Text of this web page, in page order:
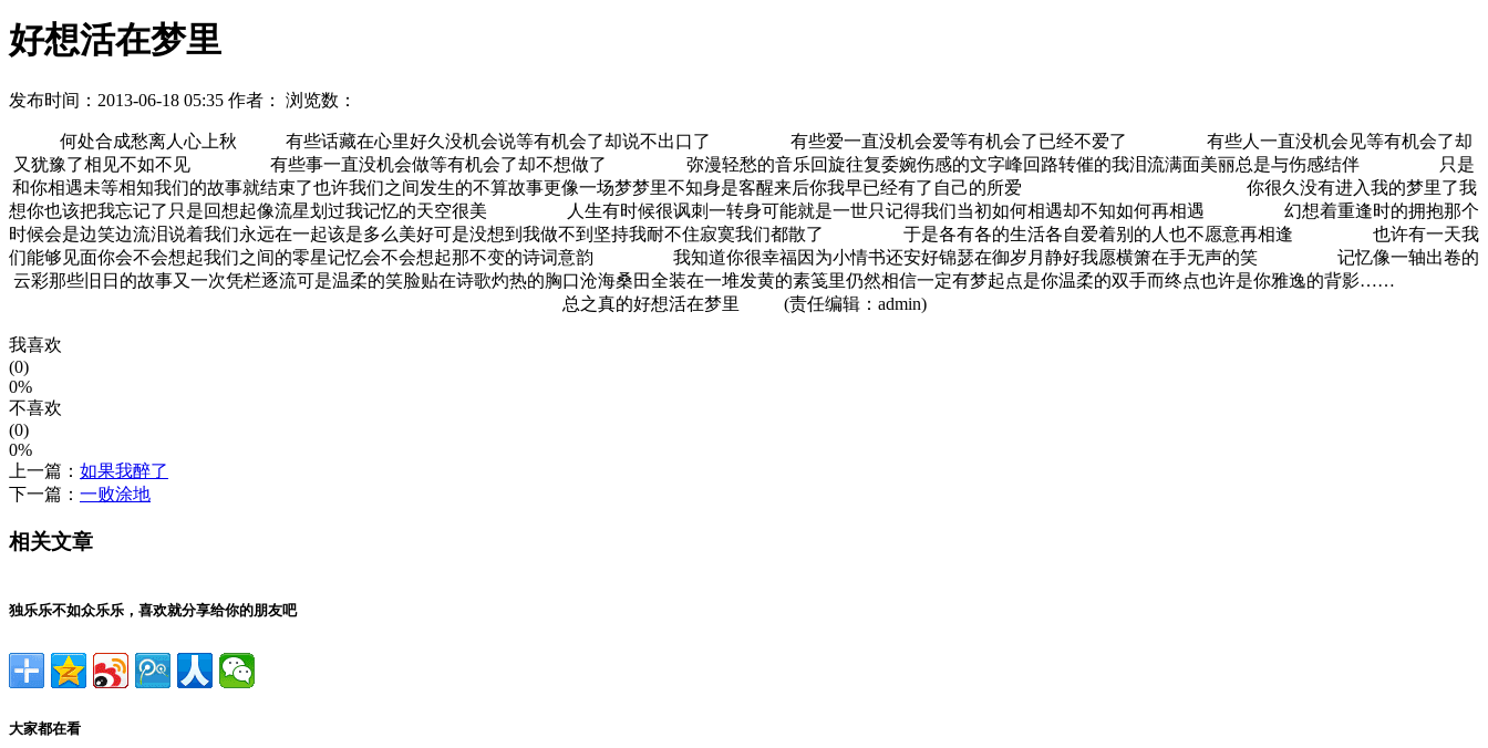
好想活在梦里
发布时间： 2013-06-18 05:35 作者： 浏览数：
何处合成愁离人心上秋 有些话藏在心里好久没机会说等有机会了却说不出口了 有些爱一直没机会爱等有机会了已经不爱了 有些人一直没机会见等有机会了却
又犹豫了相见不如不见 有些事一直没机会做等有机会了却不想做了 弥漫轻愁的音乐回旋往复委婉伤感的文字峰回路转催的我泪流满面美丽总是与伤感结伴 只是
和你相遇未等相知我们的故事就结束了也许我们之间发生的不算故事更像一场梦梦里不知身是客醒来后你我早已经有了自己的所爱
你很久没有进入我的梦里了我
想你也该把我忘记了只是回想起像流星划过我记忆的天空很美 人生有时候很讽刺一转身可能就是一世只记得我们当初如何相遇却不知如何再相遇 幻想着重逢时的拥抱那个
时候会是边笑边流泪说着我们永远在一起该是多么美好可是没想到我做不到坚持我耐不住寂寞我们都散了 于是各有各的生活各自爱着别的人也不愿意再相逢 也许有一天我
们能够见面你会不会想起我们之间的零星记忆会不会想起那不变的诗词意韵 我知道你很幸福因为小情书还安好锦瑟在御岁月静好我愿横箫在手无声的笑 记忆像一轴出卷的
云彩那些旧日的故事又一次凭栏逐流可是温柔的笑脸贴在诗歌灼热的胸口沧海桑田全装在一堆发黄的素笺里仍然相信一定有梦起点是你温柔的双手而终点也许是你雅逸的背影……
总之真的好想活在梦里 (责任编辑：admin)
我喜欢
(0)
0%
不喜欢
(0)
0%
上一篇： 如果我醉了
下一篇： 一败涂地
相关文章
独乐乐不如众乐乐，喜欢就分享给你的朋友吧
大家都在看